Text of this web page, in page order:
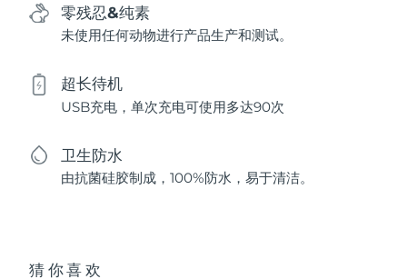
零残忍&纯素
未使用任何动物进行产品生产和测试。
超长待机
USB充电，单次充电可使用多达90次
卫生防水
由抗菌硅胶制成，100%防水，易于清洁。
猜你喜欢